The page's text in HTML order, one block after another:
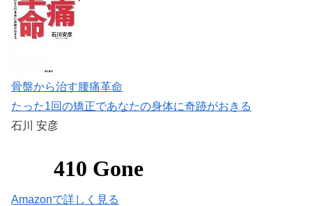
骨盤から治す腰痛革命
たった1回の矯正であなたの身体に奇跡がおきる
石川 安彦
Amazonで詳しく見る